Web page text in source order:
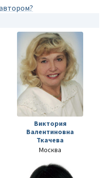
Виктория
Валентиновна
Ткачева
Москва